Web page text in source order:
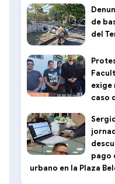
de
del
exige
caso
pago
urbano en la Plaza